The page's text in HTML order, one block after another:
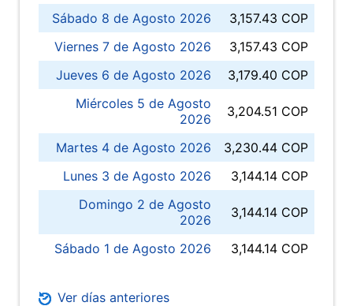
Sábado 8 de Agosto 2026
3,157.43 COP
Viernes 7 de Agosto 2026
3,157.43 COP
Jueves 6 de Agosto 2026
3,179.40 COP
Miércoles 5 de Agosto
2026
3,204.51 COP
Martes 4 de Agosto 2026
3,230.44 COP
Lunes 3 de Agosto 2026
3,144.14 COP
Domingo 2 de Agosto
2026
3,144.14 COP
Sábado 1 de Agosto 2026 3,144.14 COP
Ver días anteriores